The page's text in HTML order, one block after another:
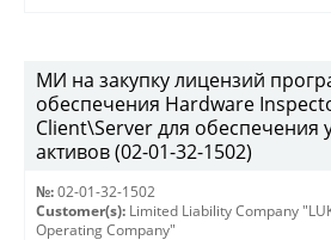
МИ на закупку лицензий
обеспечения Hardware
Client\Server для обеспечения
активов (02-01-32-1502)
№: 02-01-32-1502
Customer(s): Limited Liability Company
Operating Company"